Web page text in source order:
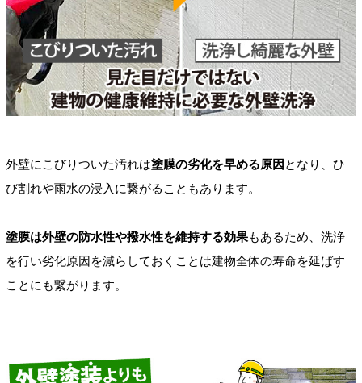
外壁にこびりついた汚れは塗膜の劣化を早める原因 となり、ひ
び割れや雨水の浸入に繋がることもあります。
塗膜は外壁の防水性や撥水性を維持する効果もあるため、洗浄
を行い劣化原因を減らしておくことは建物全体の寿命を延ばす
ことにも繋がります。